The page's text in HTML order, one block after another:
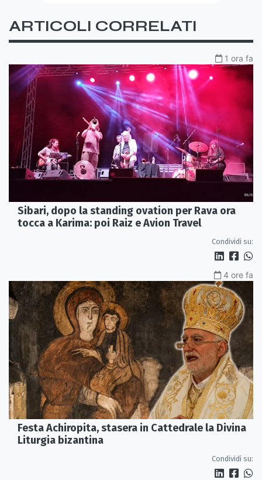
ARTICOLI CORRELATI
1 ora fa
Sibari, dopo la standing ovation per Rava ora
tocca a Karima: poi Raiz e Avion Travel
Condividi su:
4 ore fa
Festa Achiropita, stasera in Cattedrale la Divina
Liturgia bizantina
Condividi su: